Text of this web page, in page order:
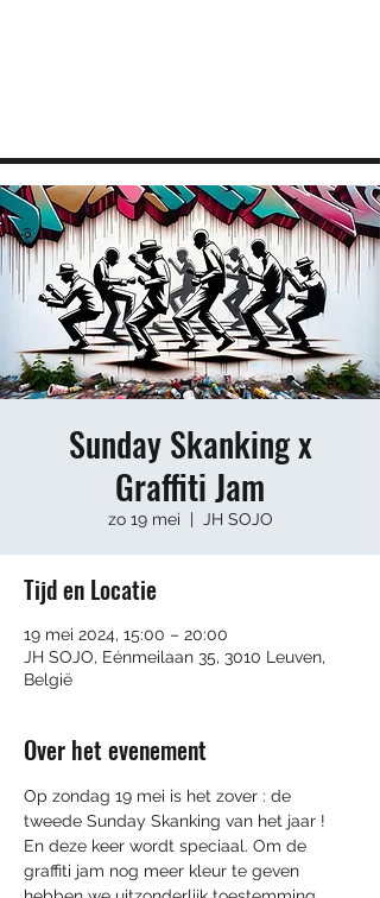
Sunday Skanking x
Graffiti Jam
zo 19 mei
  |
JH SOJO
Tijd en Locatie
19 mei 2024, 15:00 – 20:00
JH SOJO, Eénmeilaan 35, 3010 Leuven,
België
Over het evenement
Op zondag 19 mei is het zover : de
tweede Sunday Skanking van het jaar !
En deze keer wordt speciaal. Om de
graffiti jam nog meer kleur te geven